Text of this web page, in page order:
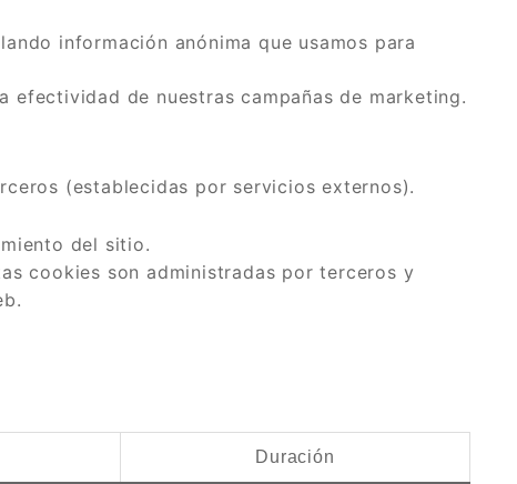
información anónima que usamos para
efectividad de nuestras campañas de marketing.
(establecidas por servicios externos).
del sitio.
cookies son administradas por terceros y
Duración